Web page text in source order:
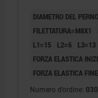
DIAMETRO DEL
FILETTATURA=M8X1
L1=15
L2=6 L3=13
FORZA ELASTICA
FORZA ELASTICA
Numero d’ordine: